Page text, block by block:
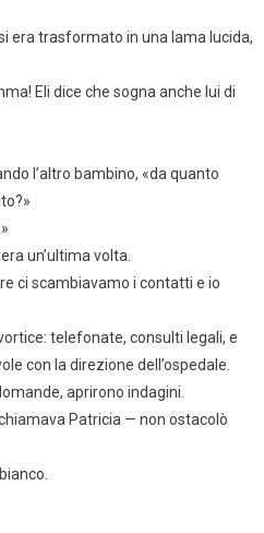
era trasformato in una lama lucida,
Eli dice che sogna anche lui di
l’altro bambino, «da quanto
un’ultima volta.
ci scambiavamo i contatti e io
telefonate, consulti legali, e
con la direzione dell’ospedale.
aprirono indagini.
Patricia — non ostacolò